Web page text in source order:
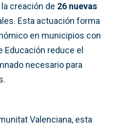
creación de 26 nuevas
Esta actuación forma
en municipios con
Educación reduce el
necesario para
Valenciana, esta